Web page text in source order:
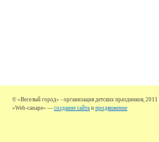
© «Веселый город» - организация детских праздников, 2011
«Web-canape» — создание сайта и продвижение